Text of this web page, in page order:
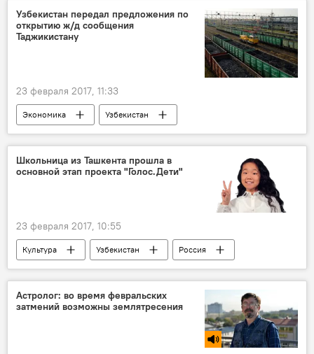
турист
Узбекистан передал предложения по
открытию ж/д сообщения
Таджикистану
23 февраля 2017, 11:33
Экономика
Узбекистан
Таджикистан
Железная дорога
движение поездов
Школьница из Ташкента прошла в
основной этап проекта "Голос.Дети"
23 февраля 2017, 10:55
Культура Узбекистан
Россия
Милана Пак
Голос.Дети
телепроект
Астролог: во время февральских
затмений возможны землятресения